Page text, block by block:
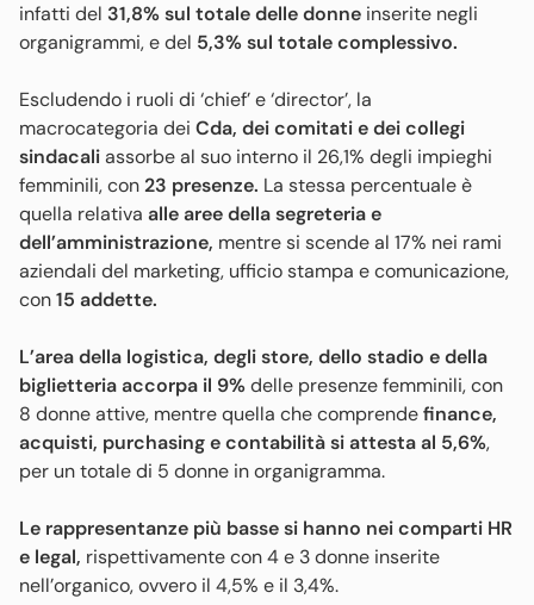
infatti del 31,8% sul totale delle donne inserite negli
organigrammi, e del 5,3% sul totale complessivo.
Escludendo i ruoli di ‘chief’ e ‘director’, la
macrocategoria dei Cda, dei comitati e dei collegi
sindacaliassorbe al suo interno il 26,1% degli impieghi
femminili, con23 presenze. La stessa percentuale è
quella relativa alle aree della segreteria e
dell’amministrazione, mentresi scende al 17% nei rami
aziendali del marketing, ufficio stampa e comunicazione,
con15 addette.
L’area della logistica, degli store, dello stadio e della
biglietteria accorpa il 9%delle presenze femminili, con
8 donne attive, mentre quella che comprendefinance,
acquisti, purchasing e contabilità si attesta al 5,6%,
per un totale di 5 donne in organigramma.
Le rappresentanze più basse si hanno nei comparti HR
e legal, rispettivamente con 4 e 3 donne inserite
nell’organico, ovvero il 4,5% e il 3,4%.